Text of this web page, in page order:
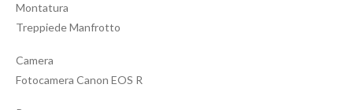
Montatura
Treppiede Manfrotto
Camera
Fotocamera Canon EOS R